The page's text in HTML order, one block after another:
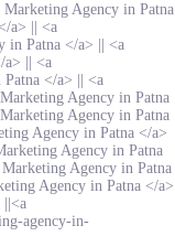
Agency in Patna
a> || <a
Patna </a> || <a
|| <a
</a> || <a
Agency in Patna
Agency in Patna
Agency in Patna </a>
Agency in Patna
Agency in Patna
Agency in Patna </a>
<a
agency-in-